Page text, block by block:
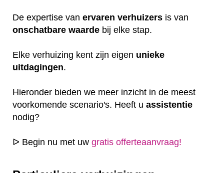
De expertise van ervaren verhuizers is van
onschatbare waarde bij elke stap.
Elke verhuizing kent zijn eigen unieke
uitdagingen.
Hieronder bieden we meer inzicht in de meest
voorkomende scenario's. Heeft u assistentie
nodig?
ᐅ Begin nu met uw gratis offerteaanvraag!